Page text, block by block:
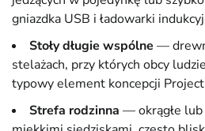
gniazdka USB i ładowarki
Stoły długie wspólne —
stelażach, przy których obcy
typowy element koncepcji Project
Strefa rodzinna — okrągłe